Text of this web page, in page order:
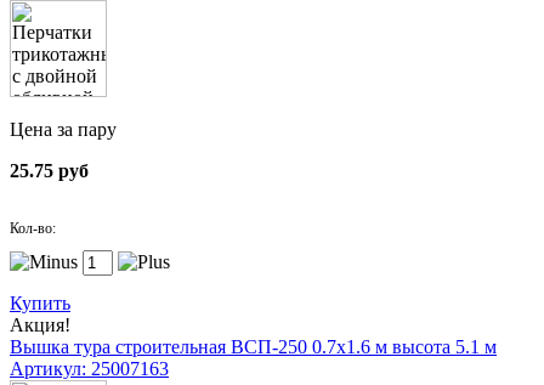
Цена за пару
25.75 руб
Кол-во:
Купить
Акция!
Вышка тура строительная ВСП-250 0.7х1.6 м высота 5.1 м
Артикул: 25007163